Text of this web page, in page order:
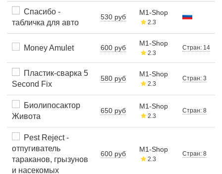
Спасибо -
табличка для авто
530 руб
M1-Shop
2.3
Money Amulet 600 руб
M1-Shop
2.3
Стран: 14
Пластик-сварка 5
Second Fix
580 руб
M1-Shop
2.3
Стран: 3
Биолипосактор
Живота
650 руб
M1-Shop
2.3
Стран: 8
Pest Reject -
отпугиватель
тараканов, грызунов
и насекомых
600 руб
M1-Shop
2.3
Стран: 8